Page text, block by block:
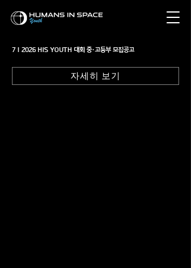
7 | 2026 HIS YOUTH 대회 중·고등부 모집공고
자세히 보기